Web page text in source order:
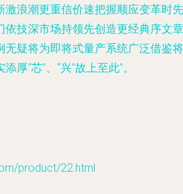
激浪潮更重信价速把握顺应变革时先
依技深市场持领先创造更经典序文章
无疑将为即将式量产系统广泛借鉴将
厚“芯”、“兴”故上至此”。
product/22.html